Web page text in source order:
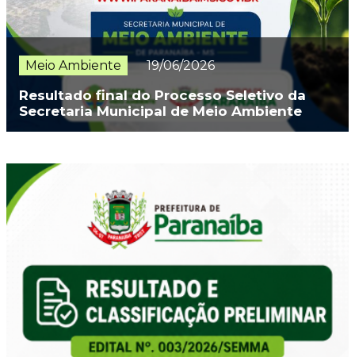
Meio Ambiente 19/06/2026
Resultado final do Processo Seletivo da
Secretaria Municipal de Meio Ambiente